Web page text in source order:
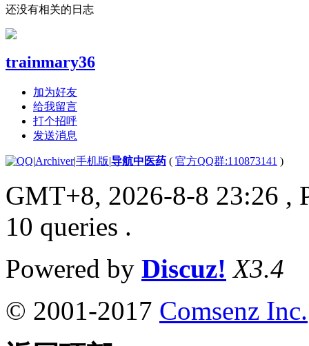
还没有相关的日志
trainmary36
加为好友
给我留言
打个招呼
发送消息
|Archiver|手机版|导航中医药 ( 官方QQ群:110873141 )
GMT+8, 2026-8-8 23:26 ,
10 queries .
Powered by Discuz! X3.4
© 2001-2017 Comsenz Inc.